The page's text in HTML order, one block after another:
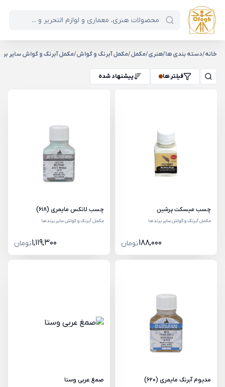
خانه/دسته بندی ها/هنری/مکمل/مکمل آبرنگ و گواش/مکمل آبرنگ و گواش سایر
فیلتر ها پیشنهاد شده
چسب میسکت پرشین
مکمل آبرنگ و گواش سایر برندها
188,000تومان
چسب لاتکس مایمری (618)
مکمل آبرنگ و گواش سایر برندها
1,119,300تومان
مدیوم آبرنگ مایمری (620) صمغ عربی وستا